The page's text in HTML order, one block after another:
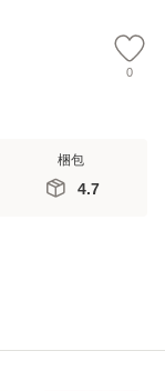
0
梱包
4.7